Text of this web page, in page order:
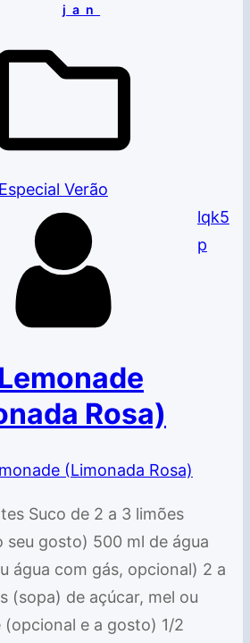
jan
Especial Verão
lqk5
p
Rosa)
Suco de 2 a 3 limões
seu gosto) 500 ml de água
água com gás, opcional) 2 a
(sopa) de açúcar, mel ou
(opcional e a gosto) 1/2